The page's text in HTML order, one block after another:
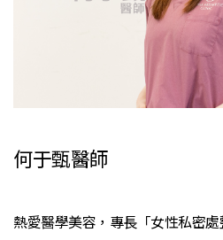
何于甄醫師
熱愛醫學美容，專長「女性私密處